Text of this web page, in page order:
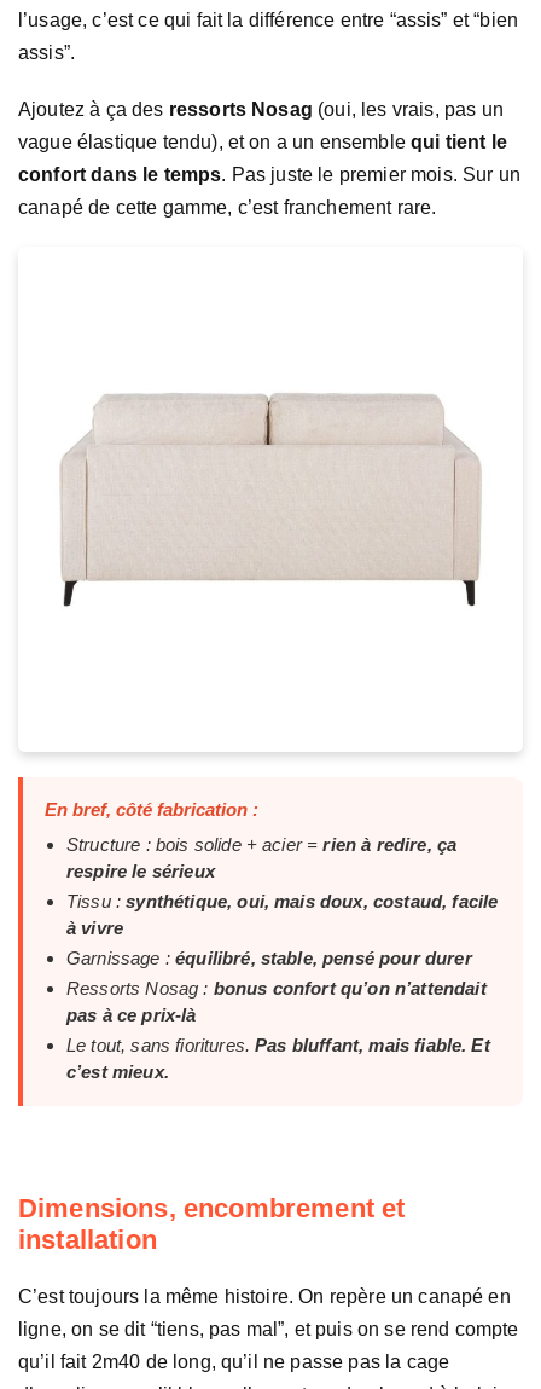
l’usage, c’est ce qui fait la différence entre “assis” et “bien
assis”.
Ajoutez à ça des ressorts Nosag (oui, les vrais, pas un
vague élastique tendu), et on a un ensemblequi tient le
confort dans le temps. Pas juste le premier mois. Sur un
canapé de cette gamme, c’est franchement rare.
En bref, côté fabrication :
Structure : bois solide + acier =rien à redire, ça
respire le sérieux
Tissu :synthétique, oui, mais doux, costaud, facile
à vivre
Garnissage :équilibré, stable, pensé pour durer
Ressorts Nosag : bonus confort qu’on n’attendait
pas à ce prix-là
Le tout, sans fioritures.Pas bluffant, mais fiable. Et
c’est mieux.
Dimensions, encombrement et
installation
C’est toujours la même histoire. On repère un canapé en
ligne, on se dit “tiens, pas mal”, et puis on se rend compte
qu’il fait 2m40 de long, qu’il ne passe pas la cage